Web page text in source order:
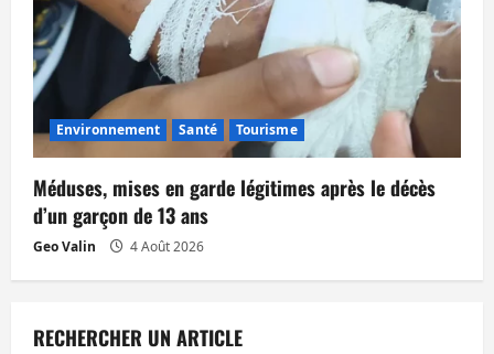
Environnement Santé Tourisme
Méduses, mises en garde légitimes après le décès
d’un garçon de 13 ans
Geo Valin 4 Août 2026
RECHERCHER UN ARTICLE